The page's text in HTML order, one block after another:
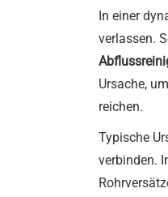
In einer
verlassen.
Ursache,
reichen.
Typische
verbinden.